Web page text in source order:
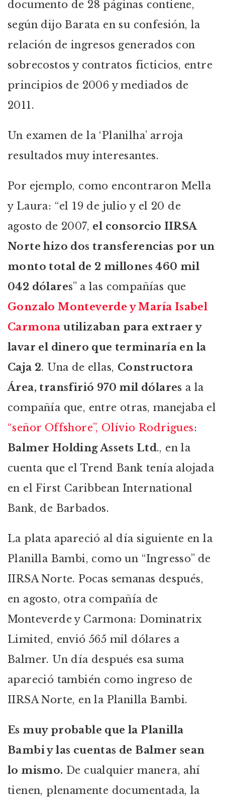
documento de 28 páginas contiene,
según dijo Barata en su confesión, la
relación de ingresos generados con
sobrecostos y contratos ficticios, entre
principios de 2006 y mediados de
2011.
Un examen de la ‘Planilha’ arroja
resultados muy interesantes.
Por ejemplo, como encontraron Mella
y Laura: “el 19 de julio y el 20 de
agosto de 2007, el consorcio IIRSA
Norte hizo dos transferencias por un
monto total de 2 millones 460 mil
042 dólares” a las compañías que
Gonzalo Monteverde y María Isabel
Carmona utilizaban para extraer y
lavar el dinero que terminaría en la
Caja 2. Una de ellas, Constructora
Área, transfirió 970 mil dólares a la
compañía que, entre otras, manejaba el
“señor Offshore”, Olívio Rodrigues:
Balmer Holding Assets Ltd., en la
cuenta que el Trend Bank tenía alojada
en el First Caribbean International
Bank, de Barbados.
La plata apareció al día siguiente en la
Planilla Bambi, como un “Ingresso” de
IIRSA Norte. Pocas semanas después,
en agosto, otra compañía de
Monteverde y Carmona: Dominatrix
Limited, envió 565 mil dólares a
Balmer. Un día después esa suma
apareció también como ingreso de
IIRSA Norte, en la Planilla Bambi.
Es muy probable que la Planilla
Bambi y las cuentas de Balmer sean
lo mismo. De cualquier manera, ahí
tienen, plenamente documentada, la